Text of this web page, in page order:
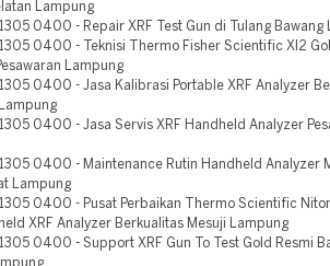
Lampung
1305 0400 - Repair XRF Test Gun di Tulang Bawang
1305 0400 - Teknisi Thermo Fisher Scientific Xl2
Lampung
1305 0400 - Jasa Kalibrasi Portable XRF Analyzer
1305 0400 - Jasa Servis XRF Handheld Analyzer
1305 0400 - Maintenance Rutin Handheld Analyzer
Lampung
1305 0400 - Pusat Perbaikan Thermo Scientific
XRF Analyzer Berkualitas Mesuji Lampung
1305 0400 - Support XRF Gun To Test Gold Resmi